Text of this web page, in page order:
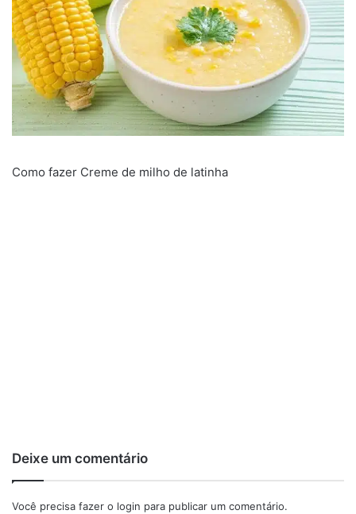
Como fazer Creme de milho de latinha
Deixe um comentário
Você precisa fazer o login para publicar um comentário.